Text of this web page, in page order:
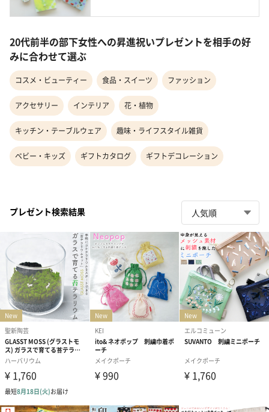
20代前半の部下女性への昇進祝いプレゼントを相手の好
みに合わせて選ぶ
コスメ・ビューティー 食品・スイーツ ファッション
アクセサリー インテリア 花・植物
キッチン・テーブルウェア 趣味・ライフスタイル雑貨
ベビー・キッズ ギフトカタログ ギフトデコレーション
プレゼント検索結果